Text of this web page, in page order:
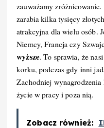
zauważamy
zarabia kilka tysięcy
atrakcyjna dla wielu osób.
Niemcy, Francja czy
wyższe. To sprawia, że
korku, podczas gdy inni
Zachodniej
życie w pracy i poza nią.
Zobacz również: